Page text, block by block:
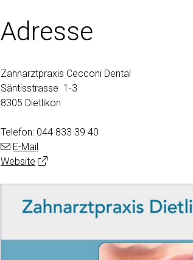
Adresse
Zahnarztpraxis Cecconi Dental
Säntisstrasse 1-3
8305 Dietlikon
Telefon: 044 833 39 40
E-Mail
Website